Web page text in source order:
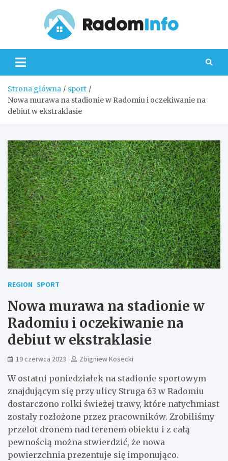
Strona główna
sport
Nowa murawa na stadionie w Radomiu i oczekiwanie na
debiut w ekstraklasie
REGION SPORT
Nowa murawa na stadionie w
Radomiu i oczekiwanie na
debiut w ekstraklasie
19 czerwca 2023 Zbigniew Kosecki
W ostatni poniedziałek na stadionie sportowym
znajdującym się przy ulicy Struga 63 w Radomiu
dostarczono rolki świeżej trawy, które natychmiast
zostały rozłożone przez pracowników. Zrobiliśmy
przelot dronem nad terenem obiektu i z całą
pewnością można stwierdzić, że nowa
powierzchnia prezentuje się imponująco.